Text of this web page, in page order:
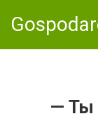
— Ты